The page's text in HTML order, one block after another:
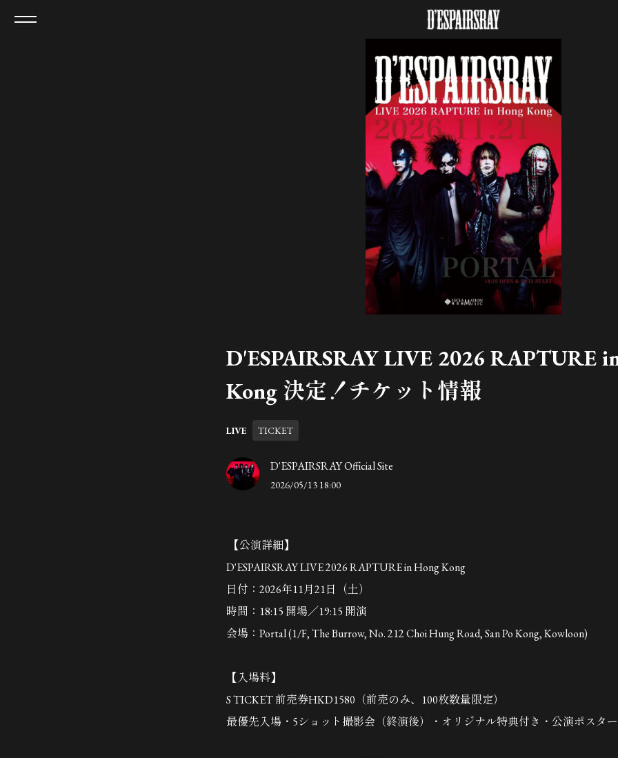
D'ESPAIRSRAY LIVE 2026 RAPTURE
Kong 決定！チケット情報
LIVE TICKET
D'ESPAIRSRAY Official Site
2026/05/13 18:00
【公演詳細】
D'ESPAIRSRAY LIVE 2026 RAPTURE in Hong Kong
日付：2026年11月21日（土）
時間：18:15 開場／19:15 開演
会場：Portal (1/F, The Burrow, No. 212 Choi Hung Road, San Po Kong, Kowloon)
【入場料】
S TICKET 前売券HKD1580（前売のみ、100枚数量限定）
最優先入場・5ショット撮影会（終演後）・オリジナル特典付き・公演ポスタ